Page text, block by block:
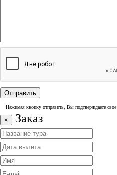
Нажимая кнопку отправить, Вы подтверждаете свое
× Заказ